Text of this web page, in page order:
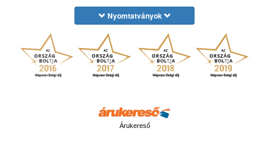
Nyomtatványok
Árukereső